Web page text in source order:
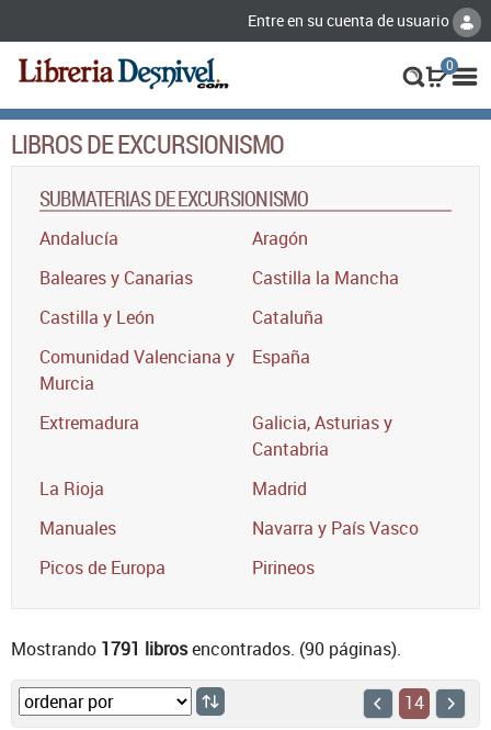
Entre en su cuenta de usuario
0
LIBROS DE EXCURSIONISMO
SUBMATERIAS DE EXCURSIONISMO
Andalucía
Aragón
Baleares y Canarias
Castilla la Mancha
Castilla y León
Cataluña
Comunidad Valenciana y
Murcia
España
Extremadura
Galicia, Asturias y
Cantabria
La Rioja
Madrid
Manuales
Navarra y País Vasco
Picos de Europa
Pirineos
Mostrando 1791 librosencontrados. (90 páginas).
14